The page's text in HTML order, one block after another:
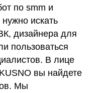
по smm и
искать
дизайнера для
пользоваться
В лице
вы найдете
Мы